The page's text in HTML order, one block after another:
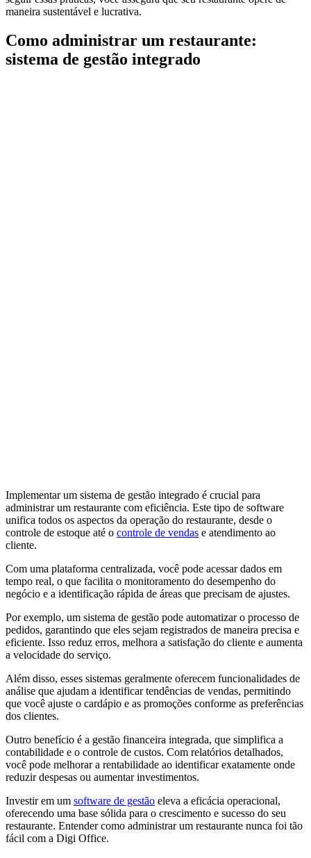
maneira sustentável e lucrativa.
Como administrar um restaurante:
sistema de gestão integrado
Implementar um sistema de gestão integrado é crucial para
administrar um restaurante com eficiência. Este tipo de software
unifica todos os aspectos da operação do restaurante, desde o
controle de estoque até o controle de vendas e atendimento ao
cliente.
Com uma plataforma centralizada, você pode acessar dados em
tempo real, o que facilita o monitoramento do desempenho do
negócio e a identificação rápida de áreas que precisam de ajustes.
Por exemplo, um sistema de gestão pode automatizar o processo de
pedidos, garantindo que eles sejam registrados de maneira precisa e
eficiente. Isso reduz erros, melhora a satisfação do cliente e aumenta
a velocidade do serviço.
Além disso, esses sistemas geralmente oferecem funcionalidades de
análise que ajudam a identificar tendências de vendas, permitindo
que você ajuste o cardápio e as promoções conforme as preferências
dos clientes.
Outro benefício é a gestão financeira integrada, que simplifica a
contabilidade e o controle de custos. Com relatórios detalhados,
você pode melhorar a rentabilidade ao identificar exatamente onde
reduzir despesas ou aumentar investimentos.
Investir em um software de gestão eleva a eficácia operacional,
oferecendo uma base sólida para o crescimento e sucesso do seu
restaurante. Entender como administrar um restaurante nunca foi tão
fácil com a Digi Office.